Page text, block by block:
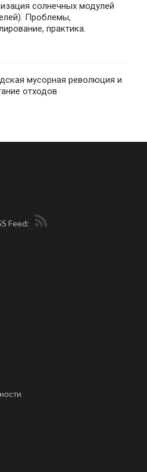
солнечных модулей
Проблемы,
практика.
мусорная революция и
отходов
Feed: